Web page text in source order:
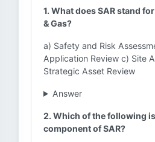
1. What does SAR stand
& Gas?
a) Safety and Risk
Application Review c) Site
Strategic Asset Review
Answer
2. Which of the following is
component of SAR?